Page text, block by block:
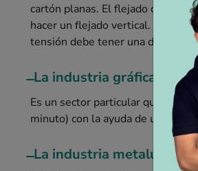
cartón planas. El flejado de
hacer un flejado vertical. Por el
tensión debe tener una
̶ La industria gráfica
Es un sector particular que
minuto) con la ayuda de un
fleje
̶ La industria metalúrgica